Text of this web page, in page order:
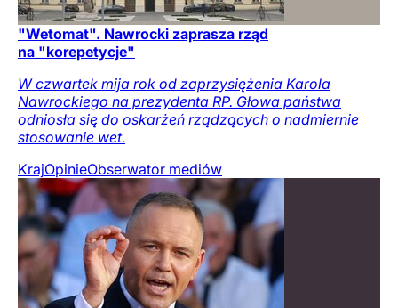
"Wetomat". Nawrocki zaprasza rząd
na "korepetycje"
W czwartek mija rok od zaprzysiężenia Karola
Nawrockiego na prezydenta RP. Głowa państwa
odniosła się do oskarżeń rządzących o nadmiernie
stosowanie wet.
KrajOpinieObserwator mediów